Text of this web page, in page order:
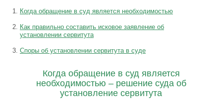
Когда обращение в суд является необходимостью
Как правильно составить исковое заявление об
установлении сервитута
Споры об установлении сервитута в суде
Когда обращение в суд является
необходимостью – решение суда об
установление сервитута